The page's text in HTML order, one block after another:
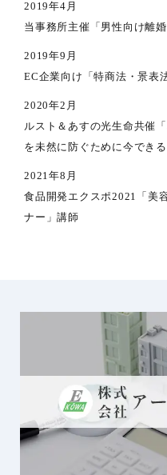
2019年4月
当事務所主催「男性向け離
2019年9月
EC企業向け「特商法・景表
2020年2月
ルスト＆あすの光生命共催
を未然に防ぐために今でき
2021年8月
食品開発エクスポ2021「美
ナー」講師